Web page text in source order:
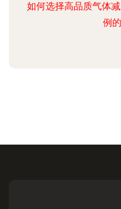
如何选择高品质气体
例